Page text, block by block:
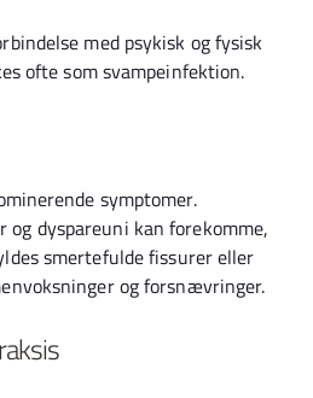
med psykisk og fysisk
ofte som svampeinfektion.
symptomer.
dyspareuni kan forekomme,
smertefulde fissurer eller
og forsnævringer.